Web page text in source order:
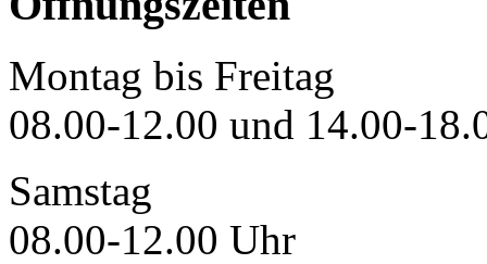
Montag bis Freitag
08.00-12.00 und 14.00-
Samstag
08.00-12.00 Uhr